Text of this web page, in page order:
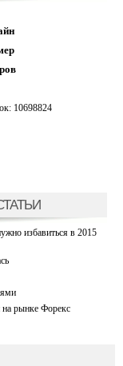
10698824
избавиться в 2015
рынке Форекс